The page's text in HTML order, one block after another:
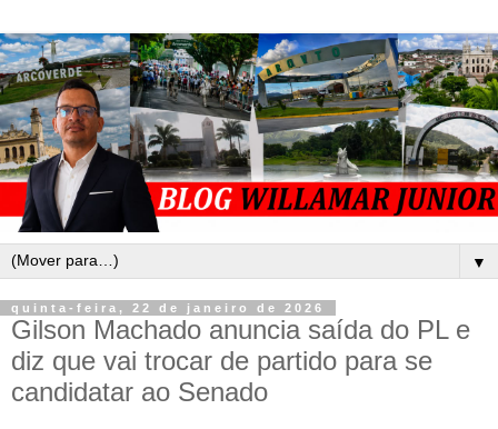
▼
quinta-feira, 22 de janeiro de 2026
Gilson Machado anuncia saída do PL e
diz que vai trocar de partido para se
candidatar ao Senado